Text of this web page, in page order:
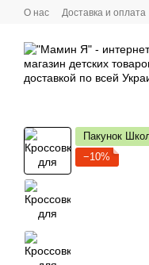
Перейти к основному
О нас Доставка и оплата
Пакунок
−10%